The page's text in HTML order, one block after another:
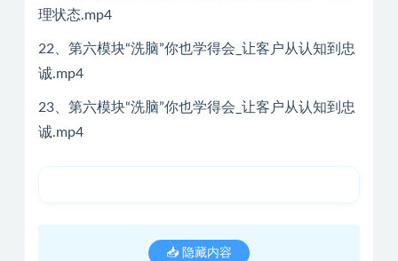
理状态.mp4
22、第六模块“洗脑”你也学得会_让客户从认知到忠
诚.mp4
23、第六模块“洗脑”你也学得会_让客户从认知到忠
诚.mp4
📥 隐藏内容